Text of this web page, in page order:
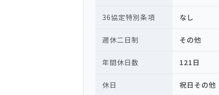
36協定特別条項 なし
週休二日制 その他
年間休日数 121日
休日 祝日その他